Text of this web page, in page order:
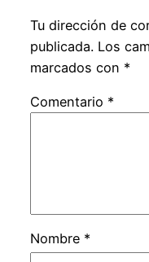
Tu dirección de
publicada. Los
marcados con *
Comentario *
Nombre *